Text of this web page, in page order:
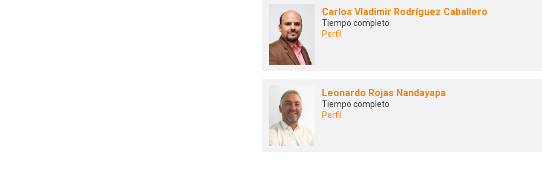
Carlos Vladimir Rodríguez Caballero
Tiempo completo
Perfil
Leonardo Rojas Nandayapa
Tiempo completo
Perfil